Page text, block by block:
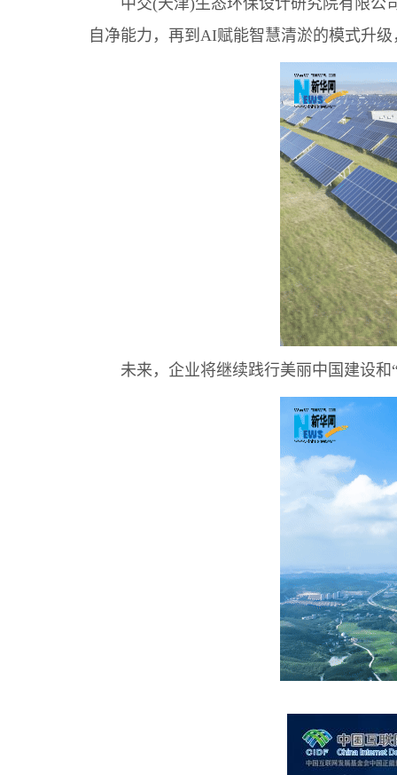
中交(天津)生态环保设计研究院有限公司
自净能力，再到AI赋能智慧清淤的模式升
未来，企业将继续践行美丽中国建设和“